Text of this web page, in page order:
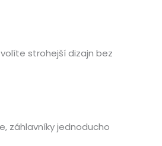
strohejší dizajn bez
záhlavníky jednoducho